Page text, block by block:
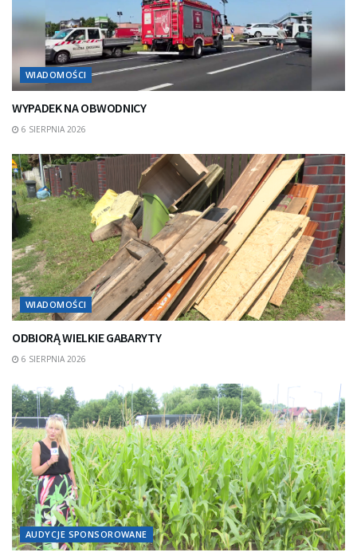
WIADOMOŚCI
WYPADEK NA OBWODNICY
6 SIERPNIA 2026
WIADOMOŚCI
ODBIORĄ WIELKIE GABARYTY
6 SIERPNIA 2026
AUDYCJE SPONSOROWANE